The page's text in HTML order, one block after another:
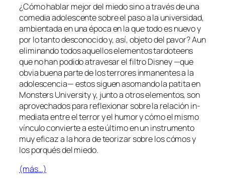
¿Cómo ha­blar me­jor del mie­do sino a tra­vés de una
co­me­dia ado­les­cen­te so­bre el pa­so a la uni­ver­si­dad,
am­bien­ta­da en una épo­ca en la que to­do es nue­vo y
por lo tan­to des­co­no­ci­do y, así, ob­je­to del pa­vor? Aun
eli­mi­nan­do to­dos aque­llos ele­men­tos tar­do­teens
que no han po­di­do atra­ve­sar el fil­troDisney—que
ob­via bue­na par­te de los te­rro­res in­ma­nen­tes a la
ado­les­cen­cia— es­tos si­guen aso­man­do la pa­ti­ta en
Monsters Universityy, jun­to a otros ele­men­tos, son
apro­ve­cha­dos pa­ra re­fle­xio­nar so­bre la re­la­ción in­
me­dia­ta en­tre el te­rror y el hu­mor y có­mo el mis­mo
víncu­lo con­vier­te a es­te úl­ti­mo en un ins­tru­men­to
muy efi­caz a la ho­ra de teo­ri­zar so­bre los có­mos y
los por­qués del miedo.
(más…)